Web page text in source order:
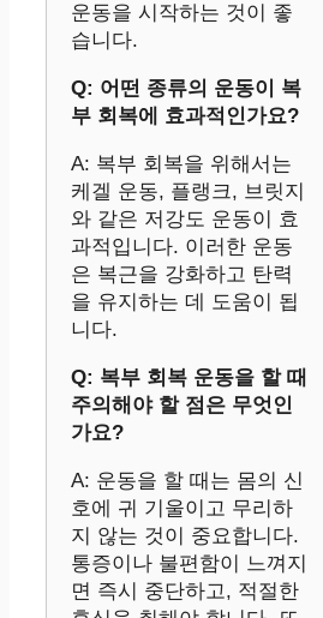
운동을 시작하는 것이 좋
습니다.
Q: 어떤 종류의 운동이 복
부 회복에 효과적인가요?
A: 복부 회복을 위해서는
케겔 운동, 플랭크, 브릿지
와 같은 저강도 운동이 효
과적입니다. 이러한 운동
은 복근을 강화하고 탄력
을 유지하는 데 도움이 됩
니다.
Q: 복부 회복 운동을 할 때
주의해야 할 점은 무엇인
가요?
A: 운동을 할 때는 몸의 신
호에 귀 기울이고 무리하
지 않는 것이 중요합니다.
통증이나 불편함이 느껴지
면 즉시 중단하고, 적절한